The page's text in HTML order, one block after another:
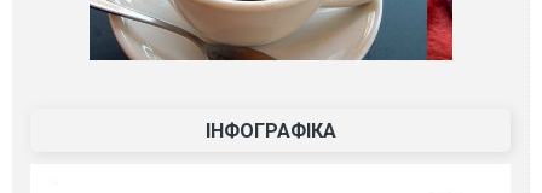
ІНФОГРАФІКА